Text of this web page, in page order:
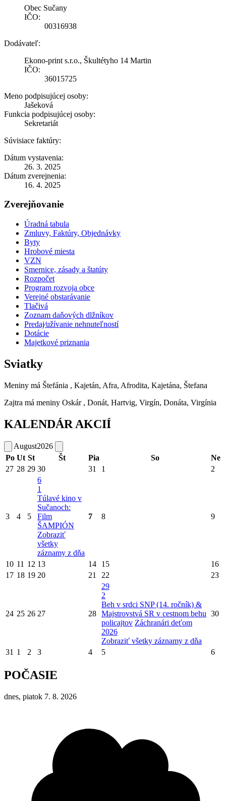
Obec Sučany
IČO:
00316938
Dodávateľ:
Ekono-print s.r.o., Škultétyho 14 Martin
IČO:
36015725
Meno podpisujúcej osoby:
Jašeková
Funkcia podpisujúcej osoby:
Sekretariát
Súvisiace faktúry:
Dátum vystavenia:
26. 3. 2025
Dátum zverejnenia:
16. 4. 2025
Zverejňovanie
Úradná tabula
Zmluvy, Faktúry, Objednávky
Byty
Hrobové miesta
VZN
Smernice, zásady a štatúty
Rozpočet
Program rozvoja obce
Verejné obstarávanie
Tlačivá
Zoznam daňových dlžníkov
Predaj⁄užívanie nehnuteľností
Dotácie
Majetkové priznania
Sviatky
Meniny má Štefánia , Kajetán, Afra, Afrodita, Kajetána, Štefana
Zajtra má meniny Oskár , Donát, Hartvig, Virgín, Donáta, Virgínia
KALENDÁR AKCIÍ
August2026
Po Ut St Št Pia So
Ne
27 28 29 30 31 1 2
3 4 5
6
1
Túlavé kino v
Sučanoch:
Film
ŠAMPIÓN
Zobraziť
všetky
záznamy z dňa
7 8 9
10 11 12 13 14 15
16
17 18 19 20 21 22 23
24 25 26 27 28
29
2
Beh v srdci SNP (14. ročník) &
Majstrovstvá SR v cestnom behu
policajtov Záchranári deťom
2026
Zobraziť všetky záznamy z dňa
30
31 1 2 3 4 5 6
POČASIE
dnes, piatok 7. 8. 2026